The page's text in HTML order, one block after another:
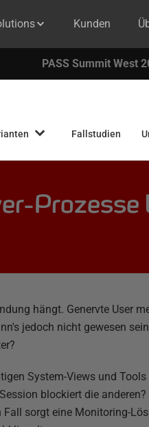
Kunden
PASS Summit West
Fallstudien
hängt. Genervte User
jedoch nicht gewesen
System-Views und
blockiert die
sorgt eine Monitoring-